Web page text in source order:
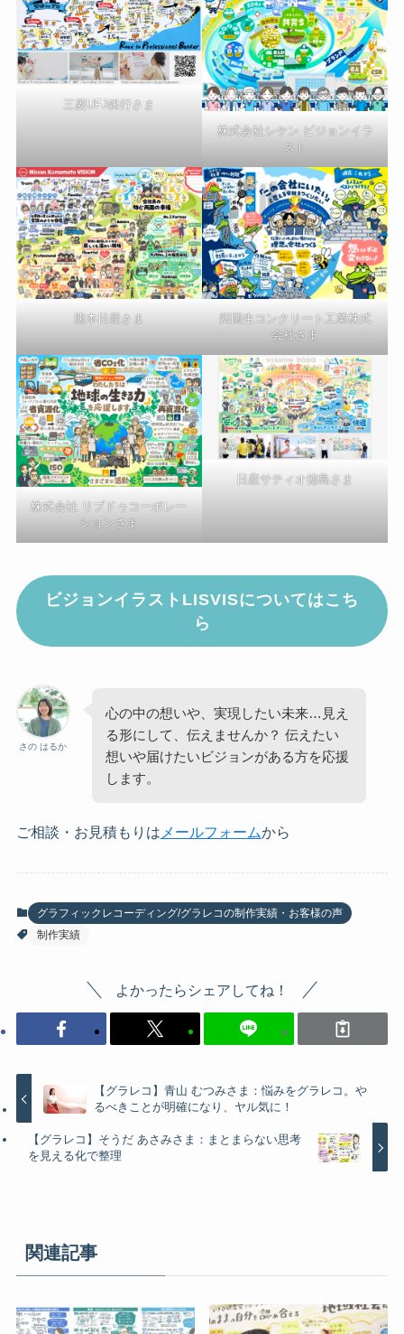
三菱UFJ銀行さま
株式会社シケン ビジョンイラ
スト
熊本日産さま
四国生コンクリート工業株式
会社さま
株式会社 リブドゥコーポレー
ションさま
日産サティオ徳島さま
ビジョンイラストLISVISについてはこち
ら
さの はるか
心の中の想いや、実現したい未来…見え
る形にして、伝えませんか？ 伝えたい
想いや届けたいビジョンがある方を応援
します。
ご相談・お見積もりは メールフォームから
グラフィックレコーディング/グラレコの制作実績・お客様の声
制作実績
よかったらシェアしてね！
【グラレコ】青山 むつみさま：悩みをグラレコ。や
るべきことが明確になり、ヤル気に！
【グラレコ】そうだ あさみさま：まとまらない思考
を見える化で整理
関連記事